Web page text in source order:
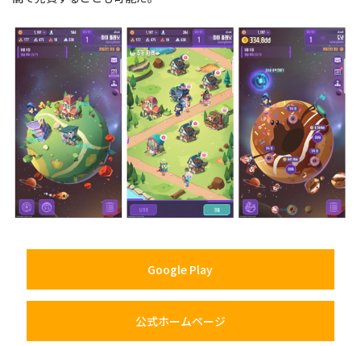
Google Play
公式ホームページ